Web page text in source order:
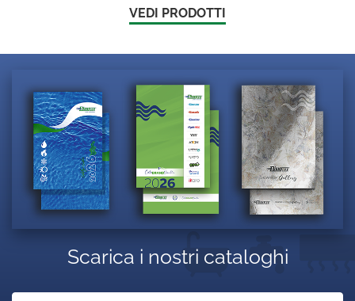
VEDI PRODOTTI
Scarica i nostri cataloghi